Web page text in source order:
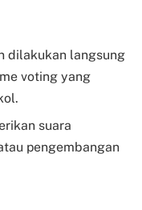
dilakukan langsung
voting yang
suara
pengembangan